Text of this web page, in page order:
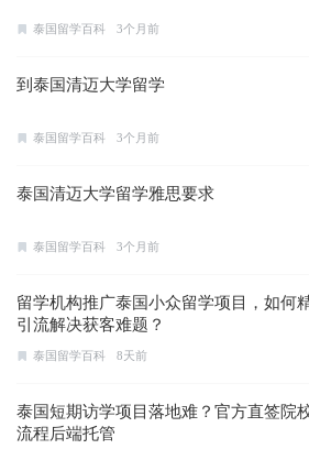
泰国留学百科 3个月前
到泰国清迈大学留学
泰国留学百科 3个月前
泰国清迈大学留学雅思要求
泰国留学百科 3个月前
留学机构推广泰国小众留学项目，如何
引流解决获客难题？
泰国留学百科 8天前
泰国短期访学项目落地难？官方直签院
流程后端托管